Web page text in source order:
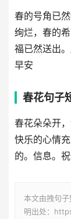
春的号角已
绚烂，春的
福已然送出
早安
春花句子
春花朵朵开
快乐的心情
的。信息。
本文由拽句
明出处：